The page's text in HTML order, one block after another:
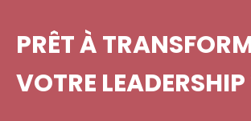
PRÊT À
VOTRE LEADERSHIP